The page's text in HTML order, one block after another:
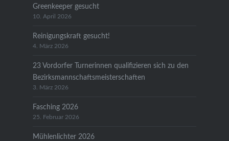
Greenkeeper gesucht
10. April 2026
Reinigungskraft gesucht!
4. März 2026
23 Vordorfer Turnerinnen qualifizieren sich zu den
Bezirksmannschaftsmeisterschaften
3. März 2026
Fasching 2026
25. Februar 2026
Mühlenlichter 2026